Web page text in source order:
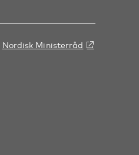
Nordisk Ministerråd